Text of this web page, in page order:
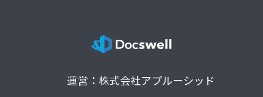
運営：株式会社アプルーシッド